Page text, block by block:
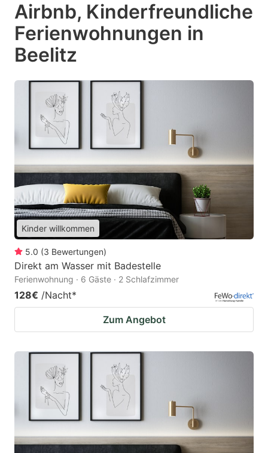
Airbnb, Kinderfreundliche
Ferienwohnungen in
Beelitz
Kinder willkommen
5.0 (3 Bewertungen)
Direkt am Wasser mit Badestelle
Ferienwohnung · 6 Gäste · 2 Schlafzimmer
128€ /Nacht*
Zum Angebot